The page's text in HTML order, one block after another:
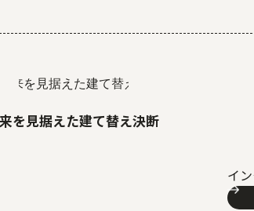
を見据えた建て替え決断
イ